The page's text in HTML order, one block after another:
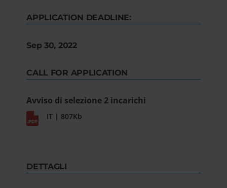
APPLICATION DEADLINE:
Sep 30, 2022
CALL FOR APPLICATION
Avviso di selezione 2 incarichi
IT | 807Kb
DETTAGLI